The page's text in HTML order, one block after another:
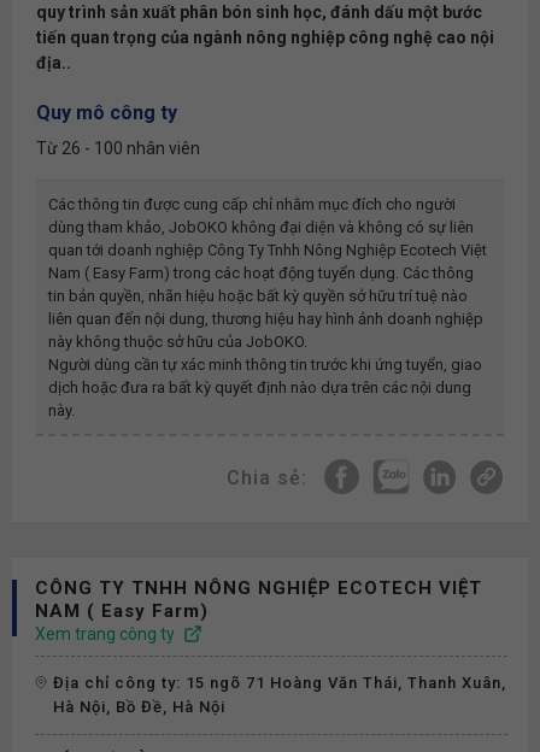
quy trình sản xuất phân bón sinh học, đánh dấu một bước
tiến quan trọng của ngành nông nghiệp công nghệ cao nội
địa..
Quy mô công ty
Từ 26 - 100 nhân viên
Các thông tin được cung cấp chỉ nhằm mục đích cho người
dùng tham khảo, JobOKO không đại diện và không có sự liên
quan tới doanh nghiệp Công Ty Tnhh Nông Nghiệp Ecotech Việt
Nam ( Easy Farm) trong các hoạt động tuyển dụng. Các thông
tin bản quyền, nhãn hiệu hoặc bất kỳ quyền sở hữu trí tuệ nào
liên quan đến nội dung, thương hiệu hay hình ảnh doanh nghiệp
này không thuộc sở hữu của JobOKO.
Người dùng cần tự xác minh thông tin trước khi ứng tuyển, giao
dịch hoặc đưa ra bất kỳ quyết định nào dựa trên các nội dung
này.
Chia sẻ:
CÔNG TY TNHH NÔNG NGHIỆP ECOTECH VIỆT
NAM ( Easy Farm)
Xem trang công ty
Địa chỉ công ty: 15 ngõ 71 Hoàng Văn Thái, Thanh Xuân,
Hà Nội, Bồ Đề, Hà Nội